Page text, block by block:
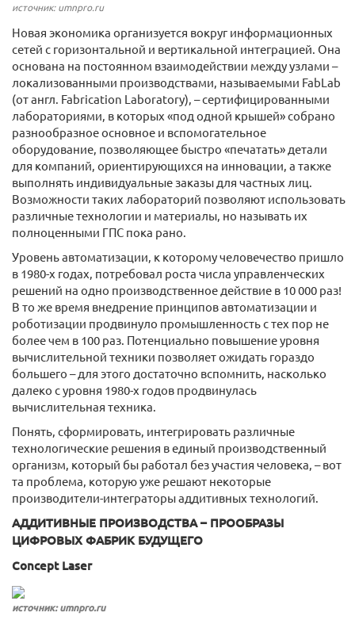
источник: umnpro.ru
Новая экономика организуется вокруг информационных
сетей с горизонтальной и вертикальной интеграцией. Она
основана на постоянном взаимодействии между узлами –
локализованными производствами, называемыми FabLab
(от англ. Fabrication Laboratory), – сертифицированными
лабораториями, в которых «под одной крышей» собрано
разнообразное основное и вспомогательное
оборудование, позволяющее быстро «печатать» детали
для компаний, ориентирующихся на инновации, а также
выполнять индивидуальные заказы для частных лиц.
Возможности таких лабораторий позволяют использовать
различные технологии и материалы, но называть их
полноценными ГПС пока рано.
Уровень автоматизации, к которому человечество пришло
в 1980-х годах, потребовал роста числа управленческих
решений на одно производственное действие в 10 000 раз!
В то же время внедрение принципов автоматизации и
роботизации продвинуло промышленность с тех пор не
более чем в 100 раз. Потенциально повышение уровня
вычислительной техники позволяет ожидать гораздо
большего – для этого достаточно вспомнить, насколько
далеко с уровня 1980-х годов продвинулась
вычислительная техника.
Понять, сформировать, интегрировать различные
технологические решения в единый производственный
организм, который бы работал без участия человека, – вот
та проблема, которую уже решают некоторые
производители-интеграторы аддитивных технологий.
АДДИТИВНЫЕ ПРОИЗВОДСТВА – ПРООБРАЗЫ
ЦИФРОВЫХ ФАБРИК БУДУЩЕГО
Concept Laser
источник: umnpro.ru